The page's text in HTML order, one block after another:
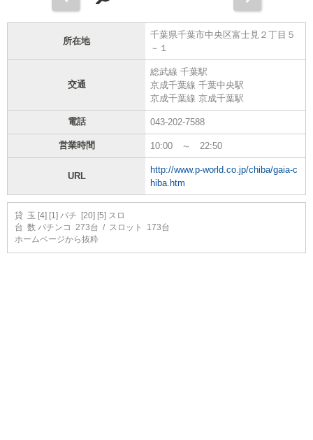
所在地
千葉県千葉市中央区富士見２丁目５
－１
交通
総武線 千葉駅
京成千葉線 千葉中央駅
京成千葉線 京成千葉駅
電話 043-202-7588
営業時間 10:00 ～ 22:50
URL
http://www.p-world.co.jp/chiba/gaia-c
hiba.htm
貸 玉 [4] [1] パチ [20] [5] スロ
台 数 パチンコ 273台 / スロット 173台
ホームページから抜粋